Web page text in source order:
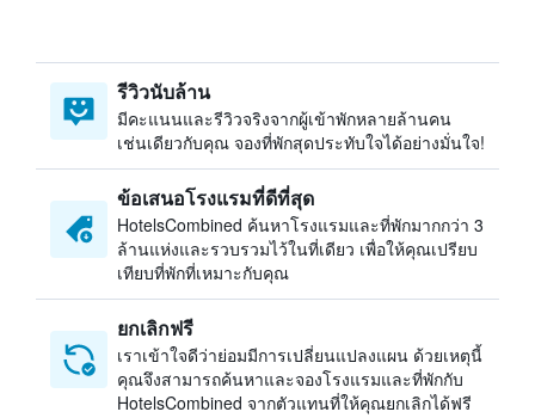
รีวิวนับล้าน
มีคะแนนและรีวิวจริงจากผู้เข้าพักหลายล้านคน
เช่นเดียวกับคุณ จองที่พักสุดประทับใจได้อย่างมั่นใจ!
ข้อเสนอโรงแรมที่ดีที่สุด
HotelsCombined ค้นหาโรงแรมและที่พักมากกว่า 3
ล้านแห่งและรวบรวมไว้ในที่เดียว เพื่อให้คุณเปรียบ
เทียบที่พักที่เหมาะกับคุณ
ยกเลิกฟรี
เราเข้าใจดีว่าย่อมมีการเปลี่ยนแปลงแผน ด้วยเหตุนี้
คุณจึงสามารถค้นหาและจองโรงแรมและที่พักกับ
HotelsCombined จากตัวแทนที่ให้คุณยกเลิกได้ฟรี